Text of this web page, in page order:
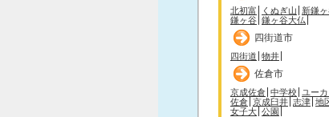
北初富 くぬぎ山 新鎌
鎌ヶ谷 鎌ヶ谷大仏
四街道市
四街道 物井
佐倉市
京成佐倉 中学校
ユー
佐倉 京成臼井 志津 地
女子大 公園